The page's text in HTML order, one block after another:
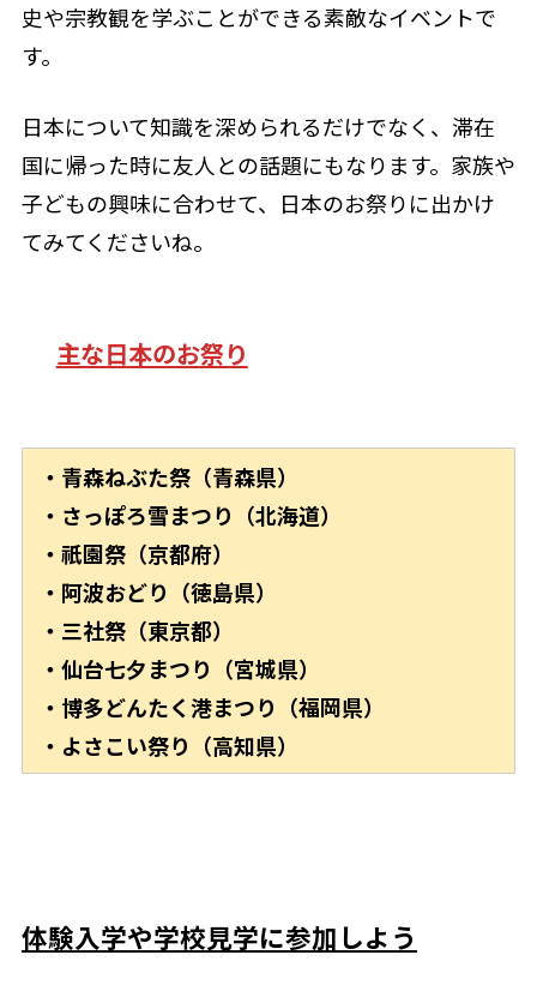
史や宗教観を学ぶことができる素敵なイベントで
す。
日本について知識を深められるだけでなく、滞在
国に帰った時に友人との話題にもなります。家族や
子どもの興味に合わせて、日本のお祭りに出かけ
てみてくださいね。
主な日本のお祭り
・青森ねぶた祭（青森県）
・さっぽろ雪まつり（北海道）
・祇園祭（京都府）
・阿波おどり（徳島県）
・三社祭（東京都）
・仙台七夕まつり（宮城県）
・博多どんたく港まつり（福岡県）
・よさこい祭り（高知県）
体験入学や学校見学に参加しよう